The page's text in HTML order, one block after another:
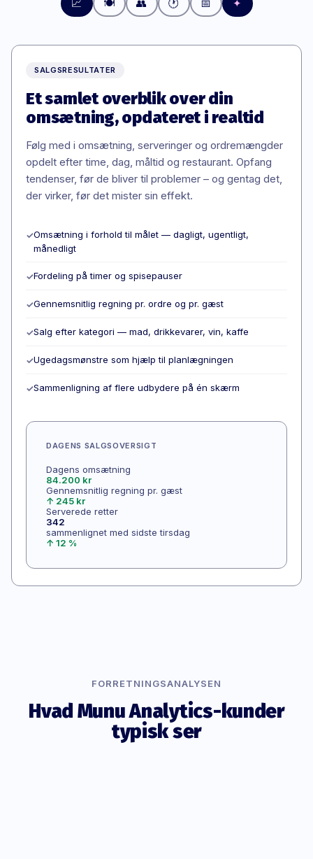
📈 🍽️ 👥 🕐 📅 ✦
SALGSRESULTATER
Et samlet overblik over din
omsætning, opdateret i realtid
Følg med i omsætning, serveringer og ordremængder
opdelt efter time, dag, måltid og restaurant. Opfang
tendenser, før de bliver til problemer – og gentag det,
der virker, før det mister sin effekt.
✓Omsætning i forhold til målet — dagligt, ugentligt,
månedligt
✓Fordeling på timer og spisepauser
✓Gennemsnitlig regning pr. ordre og pr. gæst
✓Salg efter kategori — mad, drikkevarer, vin, kaffe
✓Ugedagsmønstre som hjælp til planlægningen
✓Sammenligning af flere udbydere på én skærm
DAGENS SALGSOVERSIGT
Dagens omsætning
84.200 kr
Gennemsnitlig regning pr. gæst
↑ 245 kr
Serverede retter
342
sammenlignet med sidste tirsdag
↑ 12 %
FORRETNINGSANALYSEN
Hvad Munu Analytics-kunder
typisk ser